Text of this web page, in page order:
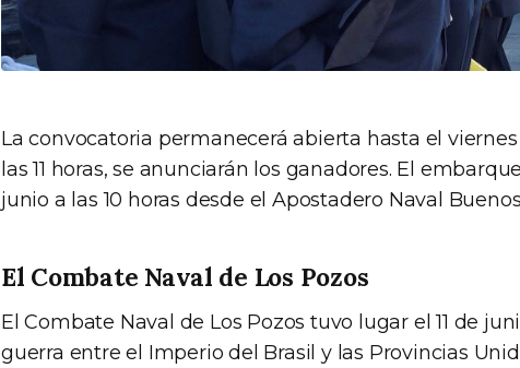
La convocatoria permanecerá abierta hasta el
las 11 horas, se anunciarán los ganadores. El
junio a las 10 horas desde el Apostadero Naval
El Combate Naval de Los Pozos
El Combate Naval de Los Pozos tuvo lugar el 11 de
guerra entre el Imperio del Brasil y las Provincias